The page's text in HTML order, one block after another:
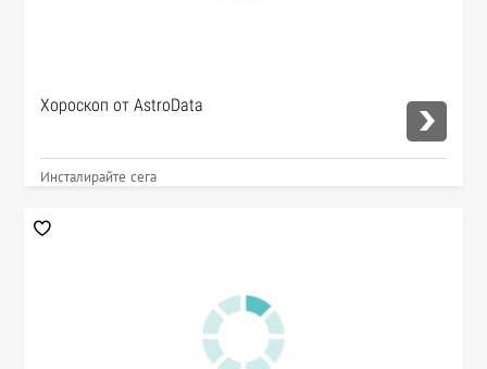
Хороскоп от AstroData
Инсталирайте сега